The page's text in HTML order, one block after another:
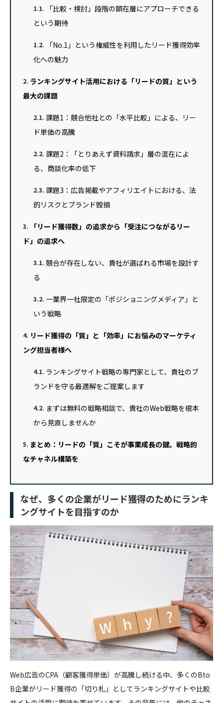
1.1.
「比較・検討」段階の顕在層にアプローチできる
という期待
1.2.
「No.1」という権威性を利用したリード獲得効率
化への魅力
2. ランキングサイト活用における「リードの質」という
最大の課題
2.1. 課題1：競合他社との「水平比較」による、リー
ド単価の高騰
2.2. 課題2：「とりあえず資料請求」層の混在によ
る、商談化率の低下
2.3. 課題3：広告掲載やアフィリエイトにおける、法
的リスクとブランド毀損
3.
「リード獲得数」の追求から「受注につながるリー
ド」の追求へ
3.1. 競合が存在しない、貴社が選ばれる市場を設計す
る
3.2. 一業界一社限定の「ポジショニングメディア」と
いう戦略
4. リード獲得の「質」と「効率」にお悩みのマーケティ
ング担当者様へ
4.1. ランキングサイト戦略の専門家として、貴社のブ
ランドを守る最適解をご提案します
4.2. まずは無料の戦略相談で、貴社のWeb戦略を根本
から見直しませんか
5. まとめ：リードの「質」こそが事業成長の鍵。戦略的
なチャネル構築を
なぜ、多くの企業がリード獲得のためにランキ
ングサイトを目指すのか
Web広告のCPA（顧客獲得単価）が高騰し続ける中、多くのBto
B企業がリード獲得の「切り札」としてランキングサイトや比較